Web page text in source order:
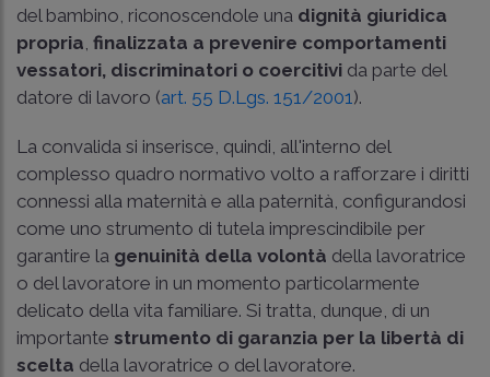
del bambino, riconoscendole una dignità giuridica
propria finalizzata a prevenire comportamenti
vessatori, discriminatori o coercitivi da parte del
datore di lavoro (art. 55 D.Lgs. 151/2001 ).
La convalida si inserisce, quindi, all'interno del
complesso quadro normativo volto a rafforzare i diritti
connessi alla maternità e alla paternità, configurandosi
come uno strumento di tutela imprescindibile per
garantire la genuinità della volontà della lavoratrice
o del lavoratore in un momento particolarmente
delicato della vita familiare. Si tratta, dunque, di un
importante strumento di garanzia per la libertà di
scelta della lavoratrice o del lavoratore.